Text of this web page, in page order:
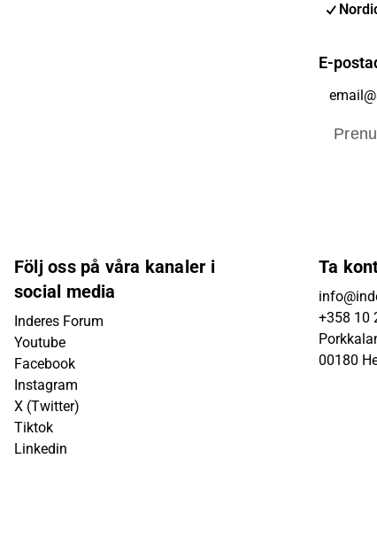
E-
Följ oss på våra kanaler i
social media
Inderes Forum
Youtube
Facebook
Instagram
X (Twitter)
Tiktok
Linkedin
Ta
+358 10
00180